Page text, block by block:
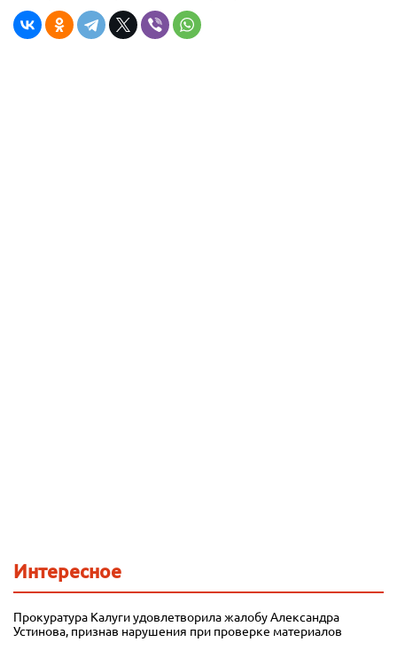
Интересное
Прокуратура Калуги удовлетворила жалобу Александра
Устинова, признав нарушения при проверке материалов